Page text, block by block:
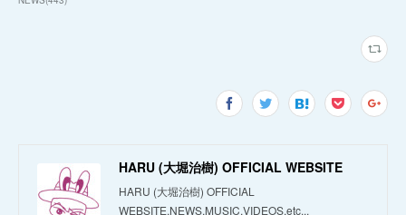
HARU (大堀治樹) OFFICIAL WEBSITE
HARU (大堀治樹) OFFICIAL
WEBSITE,NEWS,MUSIC,VIDEOS,etc...